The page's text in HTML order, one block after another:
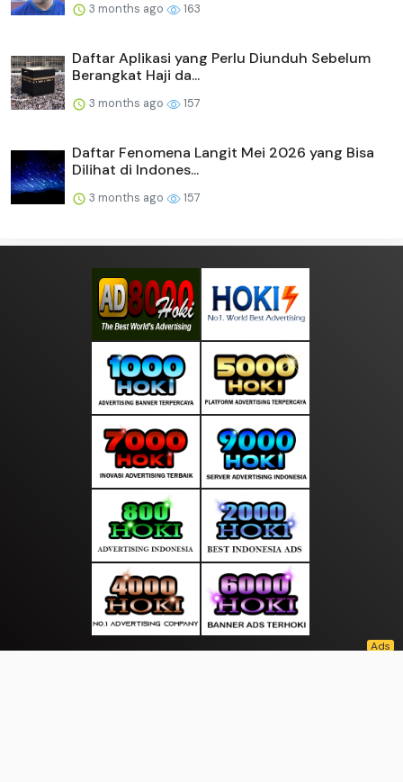
3 months ago 163
Daftar Aplikasi yang Perlu Diunduh Sebelum
Berangkat Haji da...
3 months ago 157
Daftar Fenomena Langit Mei 2026 yang Bisa
Dilihat di Indones...
3 months ago 157